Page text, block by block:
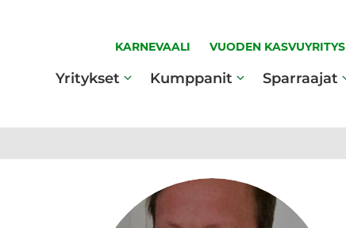
KARNEVAALI VUODEN KASVUYRITYS
Yritykset Kumppanit Sparraajat